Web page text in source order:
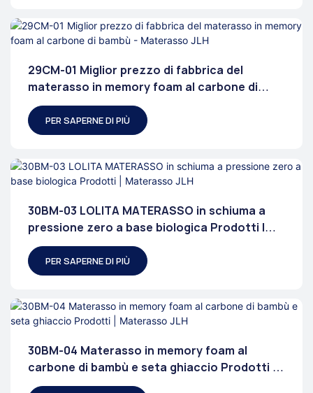
29CM-01 Miglior prezzo di fabbrica del
materasso in memory foam al carbone di
bambù - Materasso JLH
PER SAPERNE DI PIÙ
30BM-03 LOLITA MATERASSO in schiuma a
pressione zero a base biologica Prodotti |
Materasso JLH
PER SAPERNE DI PIÙ
30BM-04 Materasso in memory foam al
carbone di bambù e seta ghiaccio Prodotti |
Materasso JLH